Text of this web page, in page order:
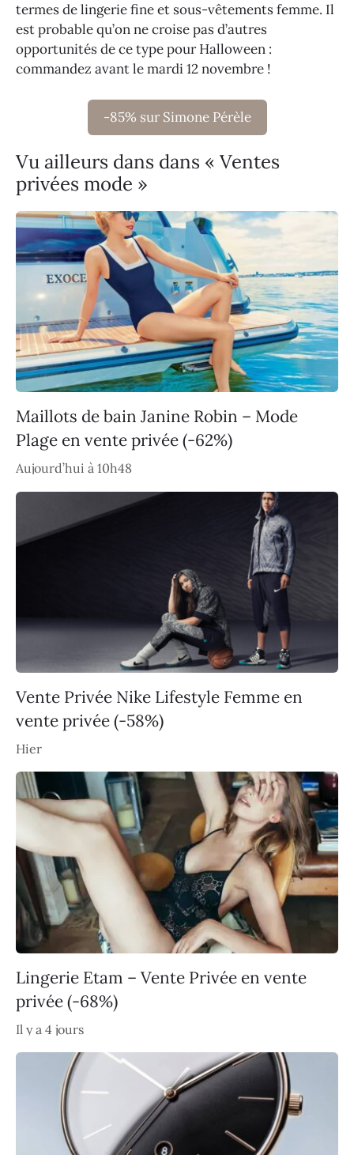
termes de lingerie fine et sous-vêtements femme. Il
est probable qu’on ne croise pas d’autres
opportunités de ce type pour Halloween :
commandez avant le mardi 12 novembre !
-85% sur Simone Pérèle
Vu ailleurs dans dans « Ventes
privées mode »
Maillots de bain Janine Robin – Mode
Plage en vente privée (-62%)
Aujourd’hui à 10h48
Vente Privée Nike Lifestyle Femme en
vente privée (-58%)
Hier
Lingerie Etam – Vente Privée en vente
privée (-68%)
Il y a 4 jours